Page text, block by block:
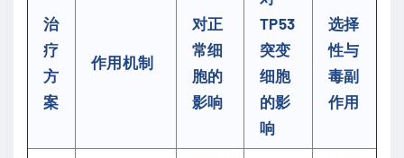
治
疗
方
案
作用机制
对正
常细
胞的
影响
TP53
突变
细胞
的影
响
选择
性与
毒副
作用